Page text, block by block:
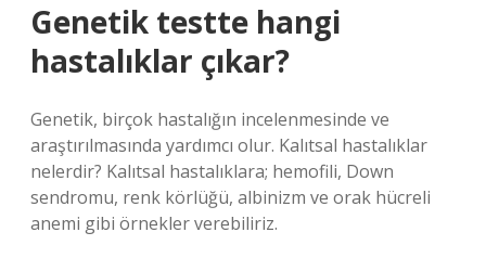
Genetik testte hangi
hastalıklar çıkar?
Genetik, birçok hastalığın incelenmesinde ve
araştırılmasında yardımcı olur. Kalıtsal hastalıklar
nelerdir? Kalıtsal hastalıklara; hemofili, Down
sendromu, renk körlüğü, albinizm ve orak hücreli
anemi gibi örnekler verebiliriz.